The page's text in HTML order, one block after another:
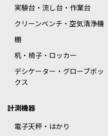
実験台・流し台・作業台
クリーンベンチ・空気清浄機
棚
机・椅子・ロッカー
デシケーター・グローブボッ
クス
計測機器
電子天秤・はかり